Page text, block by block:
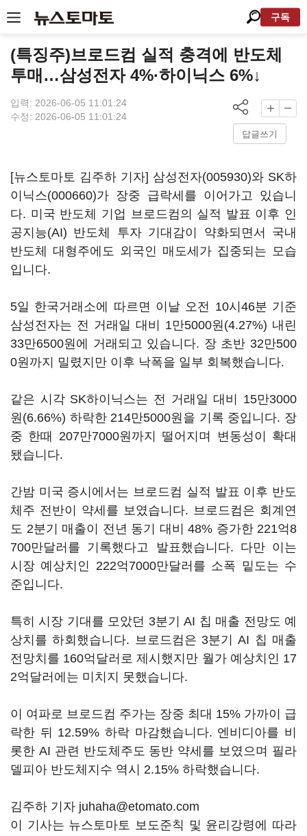
구독
(특징주)브로드컴 실적 충격에 반도체
투매…삼성전자 4%·하이닉스 6%↓
입력: 2026-06-05 11:01:24
수정: 2026-06-05 11:01:24
답글쓰기
[뉴스토마토 김주하 기자] 삼성전자(005930)와 SK하
이닉스(000660)가 장중 급락세를 이어가고 있습니
다. 미국 반도체 기업 브로드컴의 실적 발표 이후 인
공지능(AI) 반도체 투자 기대감이 약화되면서 국내
반도체 대형주에도 외국인 매도세가 집중되는 모습
입니다.
5일 한국거래소에 따르면 이날 오전 10시46분 기준
삼성전자는 전 거래일 대비 1만5000원(4.27%) 내린
33만6500원에 거래되고 있습니다. 장 초반 32만500
0원까지 밀렸지만 이후 낙폭을 일부 회복했습니다.
같은 시각 SK하이닉스는 전 거래일 대비 15만3000
원(6.66%) 하락한 214만5000원을 기록 중입니다. 장
중 한때 207만7000원까지 떨어지며 변동성이 확대
됐습니다.
간밤 미국 증시에서는 브로드컴 실적 발표 이후 반도
체주 전반이 약세를 보였습니다. 브로드컴은 회계연
도 2분기 매출이 전년 동기 대비 48% 증가한 221억8
700만달러를 기록했다고 발표했습니다. 다만 이는
시장 예상치인 222억7000만달러를 소폭 밑도는 수
준입니다.
특히 시장 기대를 모았던 3분기 AI 칩 매출 전망도 예
상치를 하회했습니다. 브로드컴은 3분기 AI 칩 매출
전망치를 160억달러로 제시했지만 월가 예상치인 17
2억달러에는 미치지 못했습니다.
이 여파로 브로드컴 주가는 장중 최대 15% 가까이 급
락한 뒤 12.59% 하락 마감했습니다. 엔비디아를 비
롯한 AI 관련 반도체주도 동반 약세를 보였으며 필라
델피아 반도체지수 역시 2.15% 하락했습니다.
김주하 기자 juhaha@etomato.com
이 기사는 뉴스토마토 보도준칙 및 윤리강령에 따라